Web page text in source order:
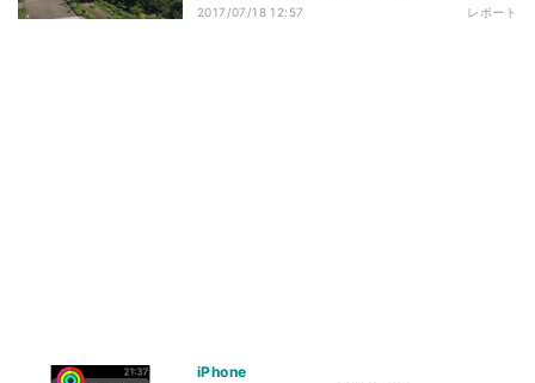
2017/07/18 12:57 レポート
iPhone